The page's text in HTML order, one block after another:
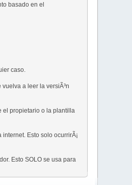
basado en el
caso.
a leer la versiÃ³n
el propietario o la plantilla
Esto solo ocurrirÃ¡
Esto SOLO se usa para